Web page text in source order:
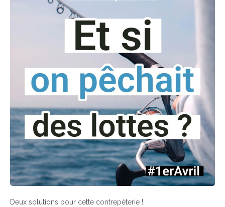
Deux solutions pour cette contrepèterie !